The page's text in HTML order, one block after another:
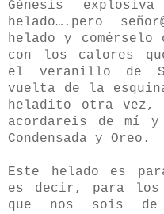
Génesis
helado….pero
helado y comérselo
con los calores que
el veranillo de
vuelta de la
heladito otra vez,
acordareis de mí y
Condensada y Oreo.
Este helado es
es decir, para los
que nos sois de